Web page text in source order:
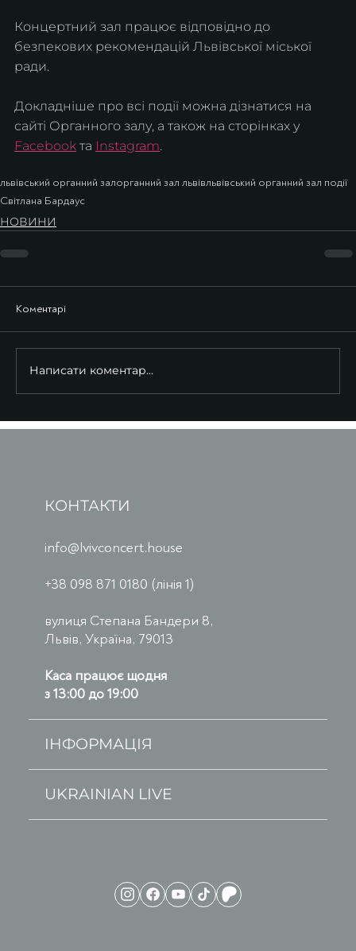
Концертний зал працює відповідно до
безпекових рекомендацій Львівської міської
ради.
Докладніше про всі події можна дізнатися на
сайті Органного залу, а також на сторінках у
Facebook та Instagram.
львівський органний залорганний зал львівльвівський органний зал події
Світлана Бардаус
НОВИНИ
Коментарі
Написати коментар...
КОНТАКТИ
info@lvivconcert.house
+38 098 871 0180 (лінія 1)
вулиця Степана Бандери 8,
Львів, Україна, 79013
Каса працює щодня
з 13:00 до 19:00
ІНФОРМАЦІЯ
UKRAINIAN LIVE